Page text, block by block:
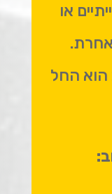
או
אחרת.
ל-8 קוב הוא החל